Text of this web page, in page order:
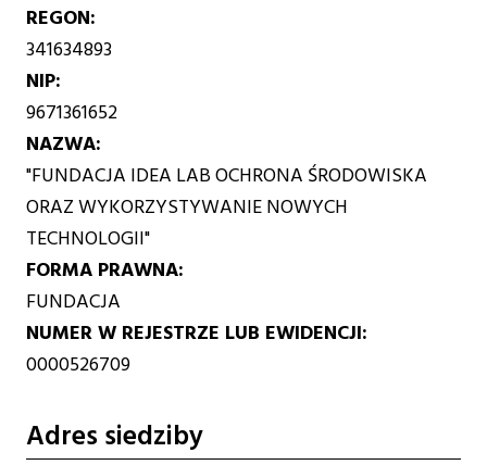
REGON
341634893
NIP
9671361652
NAZWA
"FUNDACJA IDEA LAB OCHRONA ŚRODOWISKA
ORAZ WYKORZYSTYWANIE NOWYCH
TECHNOLOGII"
FORMA PRAWNA
FUNDACJA
NUMER W REJESTRZE LUB EWIDENCJI
0000526709
Adres siedziby